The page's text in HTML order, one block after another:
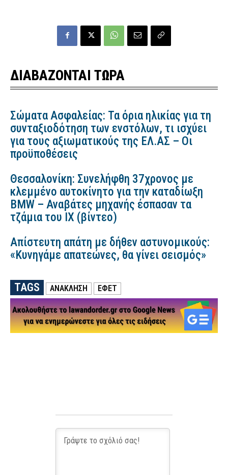
ΔΙΑΒΑΖΟΝΤΑΙ ΤΩΡΑ
Σώματα Ασφαλείας: Τα όρια ηλικίας για τη
συνταξιοδότηση των ενστόλων, τι ισχύει
για τους αξιωματικούς της ΕΛ.ΑΣ – Οι
προϋποθέσεις
Θεσσαλονίκη: Συνελήφθη 37χρονος με
κλεμμένο αυτοκίνητο για την καταδίωξη
BMW – Αναβάτες μηχανής έσπασαν τα
τζάμια του ΙΧ (βίντεο)
Απίστευτη απάτη με δήθεν αστυνομικούς:
«Κυνηγάμε απατεώνες, θα γίνει σεισμός»
TAGS ΑΝΑΚΛΗΣΗ ΕΦΕΤ